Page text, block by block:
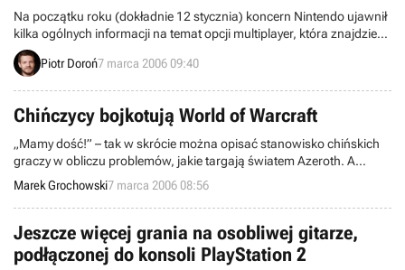
Na początku roku (dokładnie 12 stycznia) koncern Nintendo ujawnił
kilka ogólnych informacji na temat opcji multiplayer, która znajdzie
się w bodaj najbardziej obecnie oczekiwanej grze na przenośną
konsolę Nintendo DS, tj. Metroid Prime: Hunter. Wczoraj natomiast
Piotr Doroń7 marca 2006 09:40
Chińczycy bojkotują World of Warcraft
„Mamy dość!” – tak w skrócie można opisać stanowisko chińskich
graczy w obliczu problemów, jakie targają światem Azeroth. A
kłopoty to nie byle jakie, bo dotyczą one serwerów, obsługiwanych
przez azjatycką firmę The9.
Marek Grochowski7 marca 2006 08:56
Jeszcze więcej grania na osobliwej gitarze,
podłączonej do konsoli PlayStation 2